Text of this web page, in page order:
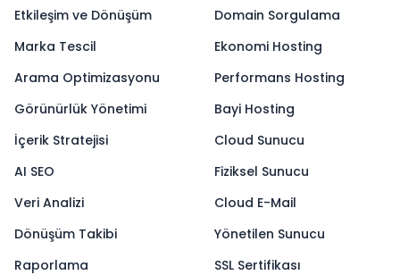
Etkileşim ve Dönüşüm
Marka Tescil
Arama Optimizasyonu
Görünürlük Yönetimi
İçerik Stratejisi
AI SEO
Veri Analizi
Dönüşüm Takibi
Raporlama
Domain Sorgulama
Ekonomi Hosting
Performans Hosting
Bayi Hosting
Cloud Sunucu
Fiziksel Sunucu
Cloud E-Mail
Yönetilen Sunucu
SSL Sertifikası